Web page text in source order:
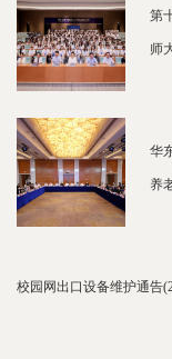
第
师
华
养
校园网出口设备维护通告